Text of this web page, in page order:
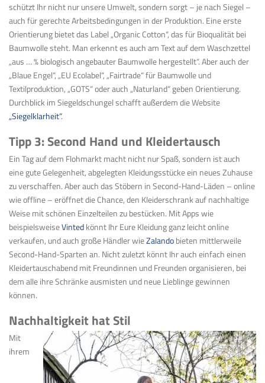
schützt Ihr nicht nur unsere Umwelt, sondern sorgt – je nach Siegel –
auch für gerechte Arbeitsbedingungen in der Produktion. Eine erste
Orientierung bietet das Label „Organic Cotton“, das für Bioqualität bei
Baumwolle steht. Man erkennt es auch am Text auf dem Waschzettel
„aus … % biologisch angebauter Baumwolle hergestellt“. Aber auch der
„Blaue Engel“, „EU Ecolabel“, „Fairtrade“ für Baumwolle und
Textilproduktion, „GOTS“ oder auch „Naturland“ geben Orientierung.
Durchblick im Siegeldschungel schafft außerdem die Website
„Siegelklarheit“.
Tipp 3: Second Hand und Kleidertausch
Ein Tag auf dem Flohmarkt macht nicht nur Spaß, sondern ist auch
eine gute Gelegenheit, abgelegten Kleidungsstücke ein neues Zuhause
zu verschaffen. Aber auch das Stöbern in Second-Hand-Läden – online
wie offline – eröffnet die Chance, den Kleiderschrank auf nachhaltige
Weise mit schönen Einzelteilen zu bestücken. Mit Apps wie
beispielsweiseVintedkönnt Ihr Eure Kleidung ganz leicht online
verkaufen, und auch große Händler wieZalandobieten mittlerweile
Second-Hand-Sparten an. Nicht zuletzt könnt Ihr auch einfach einen
Kleidertauschabend mit Freundinnen und Freunden organisieren, bei
dem alle ihre Schränke ausmisten und neue Lieblinge gewinnen
können.
Nachhaltigkeit hat Stil
Mit
ihrem